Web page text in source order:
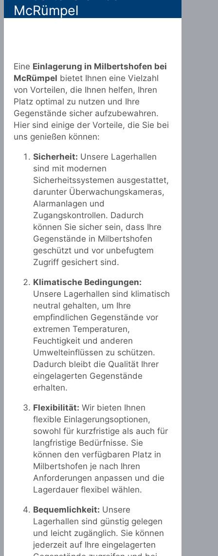
McRümpel
Eine Einlagerung in Milbertshofen bei
McRümpel bietet Ihnen eine Vielzahl
von Vorteilen, die Ihnen helfen, Ihren
Platz optimal zu nutzen und Ihre
Gegenstände sicher aufzubewahren.
Hier sind einige der Vorteile, die Sie bei
uns genießen können:
Sicherheit: Unsere Lagerhallen
sind mit modernen
Sicherheitssystemen ausgestattet,
darunter Überwachungskameras,
Alarmanlagen und
Zugangskontrollen. Dadurch
können Sie sicher sein, dass Ihre
Gegenstände in Milbertshofen
geschützt und vor unbefugtem
Zugriff gesichert sind.
Klimatische Bedingungen:
Unsere Lagerhallen sind klimatisch
neutral gehalten, um Ihre
empfindlichen Gegenstände vor
extremen Temperaturen,
Feuchtigkeit und anderen
Umwelteinflüssen zu schützen.
Dadurch bleibt die Qualität Ihrer
eingelagerten Gegenstände
erhalten.
Flexibilität: Wir bieten Ihnen
flexible Einlagerungsoptionen,
sowohl für kurzfristige als auch für
langfristige Bedürfnisse. Sie
können den verfügbaren Platz in
Milbertshofen je nach Ihren
Anforderungen anpassen und die
Lagerdauer flexibel wählen.
Bequemlichkeit: Unsere
Lagerhallen sind günstig gelegen
und leicht zugänglich. Sie können
jederzeit auf Ihre eingelagerten